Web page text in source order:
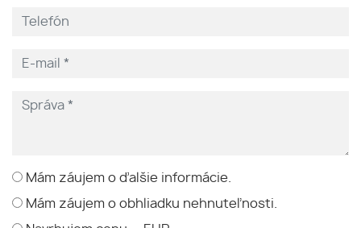
Mám záujem o ďalšie informácie.
Mám záujem o obhliadku nehnuteľnosti.